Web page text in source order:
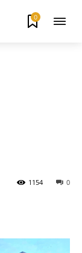
0
0
1154